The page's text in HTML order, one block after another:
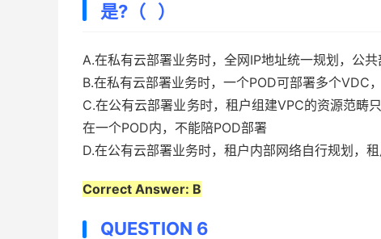
是?（ ）
A.在私有云部署业务时，全网IP地址统一规划，公
B.在私有云部署业务时，一个POD可部署多个VDC
C.在公有云部署业务时，租户组建VPC的资源范畴
在一个POD内，不能陪POD部署
D.在公有云部署业务时，租户内部网络自行规划，
Correct Answer: B
QUESTION 6